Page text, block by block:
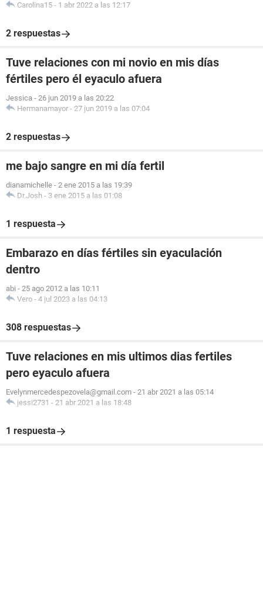
Carolina15 - 1 abr 2022 a las 12:17
2 respuestas
Tuve relaciones con mi novio en mis días
fértiles pero él eyaculo afuera
Jessica - 26 jun 2019 a las 20:22
Hermanamayor - 27 jun 2019 a las 07:04
2 respuestas
me bajo sangre en mi día fertil
dianamichelle - 2 ene 2015 a las 19:39
Dr.Josh - 3 ene 2015 a las 01:08
1 respuesta
Embarazo en días fértiles sin eyaculación
dentro
abi - 25 ago 2012 a las 10:11
Vero - 4 jul 2023 a las 04:13
308 respuestas
Tuve relaciones en mis ultimos dias fertiles
pero eyaculo afuera
Evelynmercedespezovela@gmail.com - 21 abr 2021 a las 05:14
jessi2731 - 21 abr 2021 a las 18:48
1 respuesta